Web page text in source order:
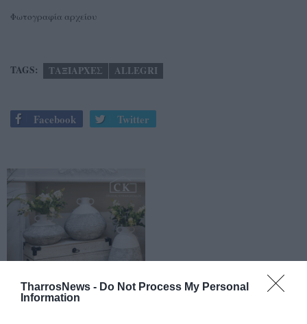
TharrosNews - Do Not Process My Personal
Information
Φωτογραφία αρχείου
TAGS: ΤΑΞΙΑΡΧΕΣ ALLEGRI
Facebook Twitter